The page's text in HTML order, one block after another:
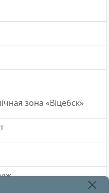
зона «Вiцебск»